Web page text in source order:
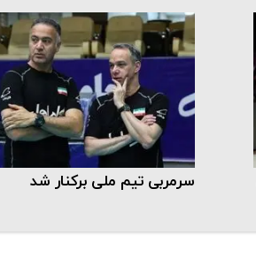
سرمربی تیم ملی برکنار شد